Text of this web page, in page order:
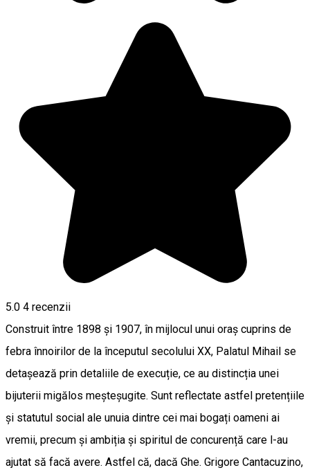
5.0 4 recenzii
Construit între 1898 și 1907, în mijlocul unui oraș cuprins de
febra înnoirilor de la începutul secolului XX, Palatul Mihail se
detașează prin detaliile de execuție, ce au distincția unei
bijuterii migălos meșteșugite. Sunt reflectate astfel pretențiile
și statutul social ale unuia dintre cei mai bogați oameni ai
vremii, precum și ambiția și spiritul de concurență care l-au
ajutat să facă avere. Astfel că, dacă Ghe. Grigore Cantacuzino,